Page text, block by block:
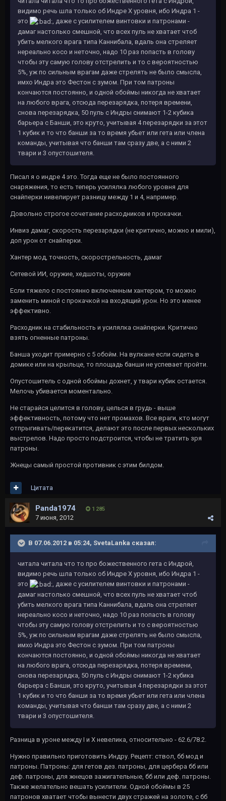
видимо речь шла только об Индре Х уровня, ибо Индра 1 -
это
, даже с усилителем винтовки и патронами -
дамаг настолько смешной, что всех пуль не хватает чтоб
убить мелкого врага типа Каннибала, вдаль она стреляет
нереально косо и неточно, надо 10 раз попасть в голову
чтобы эту самую голову отстрелить и то с вероятностью
5%, уж по сильным врагам даже стрелять не было смысла,
имхо Индра это Фестон с зумом. При том патроны
кончаются постоянно, и одной обоймы никогда не хватает
на любого врага, отсюда перезарядка, потеря времени,
снова перезарядка, 50 пуль с Индры снимают 1-2 кубика
барьера с Банши, это круто, учитывая 4 перезарядки за этот
1 кубик и то что банши за то время убьет или гета или члена
команды, учитывая что банши там сразу две, а с ними 2
твари и 3 опустошителя.
Писал я о индре 4 это. Тогда еще не было постоянного
снаряжения, то есть теперь усилялка любого уровня для
снайперки нивелирует разницу между 1 и 4, например.
Довольно строгое сочетание расходников и прокачки.
Инвиз дамаг, скорость перезарядки (не критично, можно и мили),
доп урон от снайперки.
Хантер мод, точность, скорострельность, дамаг
Сетевой ИИ, оружие, хедшоты, оружие
Если тяжело с постоянно включенным хантером, то можно
заменить миной с прокачкой на входящий урон. Но это менее
эффективно.
Расходник на стабильность и усилялка снайперки. Критично
взять огненные патроны.
Банша уходит примерно с 5 обойм. На вулкане если сидеть в
домике или на крыльце, то площадь банши не успевает пройти.
Опустошитель с одной обоймы дохнет, у твари кубик остается.
Мелочь убивается моментально.
Не старайся целится в голову, целься в грудь - выше
эффективность, потому что нет промахов. Все враги, кто могут
отпрыгивать/перекатится, делают это после первых нескольких
выстрелов. Надо просто подстроится, чтобы не тратить зря
патроны.
Жнецы самый простой противник с этим билдом.
Цитата
Panda1974 1 285
7 июня, 2012
В 07.06.2012 в 05:24, SvetaLanka сказал:
читала читала что то про божественного гета с Индрой,
видимо речь шла только об Индре Х уровня, ибо Индра 1 -
это
, даже с усилителем винтовки и патронами -
дамаг настолько смешной, что всех пуль не хватает чтоб
убить мелкого врага типа Каннибала, вдаль она стреляет
нереально косо и неточно, надо 10 раз попасть в голову
чтобы эту самую голову отстрелить и то с вероятностью
5%, уж по сильным врагам даже стрелять не было смысла,
имхо Индра это Фестон с зумом. При том патроны
кончаются постоянно, и одной обоймы никогда не хватает
на любого врага, отсюда перезарядка, потеря времени,
снова перезарядка, 50 пуль с Индры снимают 1-2 кубика
барьера с Банши, это круто, учитывая 4 перезарядки за этот
1 кубик и то что банши за то время убьет или гета или члена
команды, учитывая что банши там сразу две, а с ними 2
твари и 3 опустошителя.
Разница в уроне между I и X невелика, относительно - 62.6/78.2.
Нужно правильно приготовить Индру. Рецепт: ствол, бб мод и
патроны. Патроны: для гетов дез. патроны, для цербера бб или
деф. патроны, для жнецов зажигательные, бб или деф. патроны.
Также желательно вешать усилители. Одной обоймы в 25
патронов хватает чтобы вынести двух стражей на золоте, с бб